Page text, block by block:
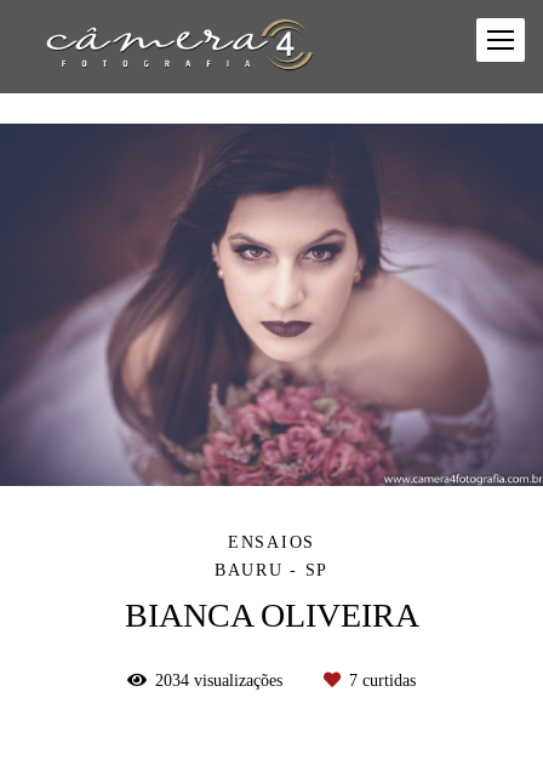
ENSAIOS
BAURU - SP
BIANCA OLIVEIRA
2034 visualizações 7 curtidas